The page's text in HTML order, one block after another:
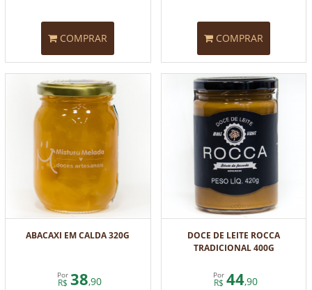
COMPRAR COMPRAR
ABACAXI EM CALDA 320G
Por
R$ 38,90
DOCE DE LEITE ROCCA
TRADICIONAL 400G
Por
R$ 44,90